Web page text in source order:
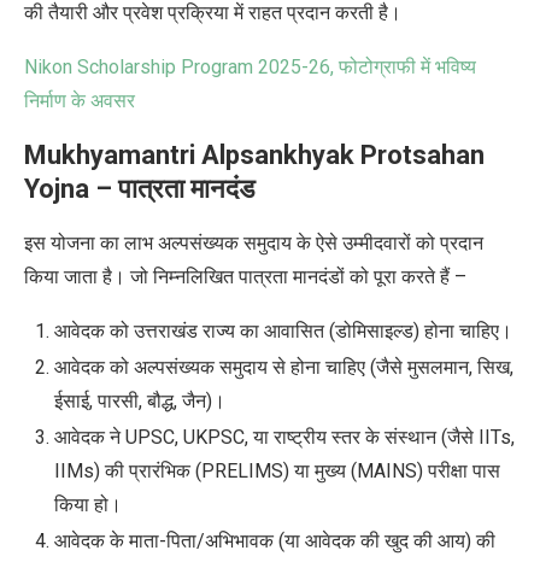
की तैयारी और प्रवेश प्रक्रिया में राहत प्रदान करती है।
Nikon Scholarship Program 2025-26, फोटोग्राफी में भविष्य
निर्माण के अवसर
Mukhyamantri Alpsankhyak Protsahan
Yojna – पात्रता मानदंड
इस योजना का लाभ अल्पसंख्यक समुदाय केऐसेउम्मीदवारों कोप्रदान
किया जाता है। जो निम्नलिखित पात्रता मानदंडों को पूरा करते हैं –
आवेदक को उत्तराखंड राज्य का आवासित (डोमिसाइल्ड)होना चाहिए।
आवेदक को अल्पसंख्यक समुदाय से होना चाहिए (जैसे मुसलमान, सिख,
ईसाई, पारसी, बौद्ध, जैन)।
आवेदक ने UPSC, UKPSC, या राष्ट्रीय स्तर के संस्थान (जैसे IITs,
IIMs) की प्रारंभिक (PRELIMS) या मुख्य (MAINS) परीक्षा पास
किया हो।
आवेदक के माता-पिता/अभिभावक (या आवेदक की खुद की आय) की